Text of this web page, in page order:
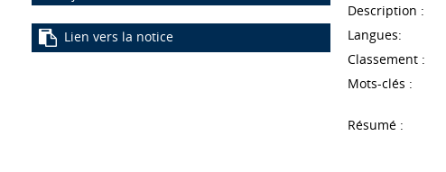
Lien vers la notice
Description :
Langues:
Classement :
Mots-clés :
Résumé :